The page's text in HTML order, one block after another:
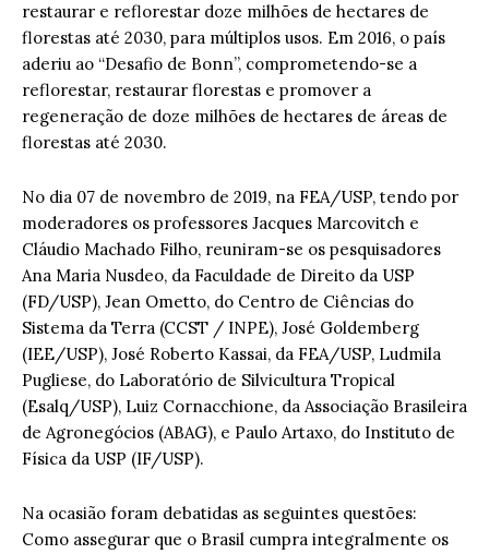
restaurar e reflorestar doze milhões de hectares de
florestas até 2030, para múltiplos usos. Em 2016, o país
aderiu ao “Desafio de Bonn”, comprometendo-se a
reflorestar, restaurar florestas e promover a
regeneração de doze milhões de hectares de áreas de
florestas até 2030.
No dia 07 de novembro de 2019, na FEA/USP, tendo por
moderadores os professores Jacques Marcovitch e
Cláudio Machado Filho, reuniram-se os pesquisadores
Ana Maria Nusdeo, da Faculdade de Direito da USP
(FD/USP), Jean Ometto, do Centro de Ciências do
Sistema da Terra (CCST / INPE), José Goldemberg
(IEE/USP), José Roberto Kassai, da FEA/USP, Ludmila
Pugliese, do Laboratório de Silvicultura Tropical
(Esalq/USP), Luiz Cornacchione, da Associação Brasileira
de Agronegócios (ABAG), e Paulo Artaxo, do Instituto de
Física da USP (IF/USP).
Na ocasião foram debatidas as seguintes questões:
Como assegurar que o Brasil cumpra integralmente os